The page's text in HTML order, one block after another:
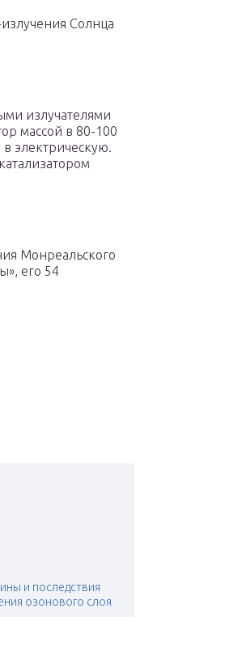
Солнца
излучателями
массой в 80-100
электрическую.
Монреальского
его 54
и последствия
озонового слоя